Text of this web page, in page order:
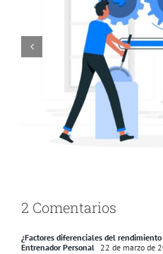
2 Comentarios
¿Factores diferenciales del
Entrenador Personal 22 de marzo de